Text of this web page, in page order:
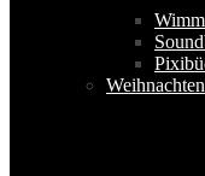
Weihnachten